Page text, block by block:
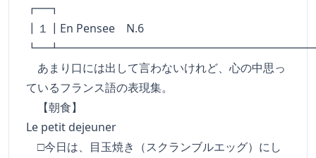
┏━┓
┃１┃En Pensee N.6
あまり口には出して言わないけれど、心の中思っ
ているフランス語の表現集。
【朝食】
Le petit dejeuner
□今日は、目玉焼き（スクランブルエッグ）にし